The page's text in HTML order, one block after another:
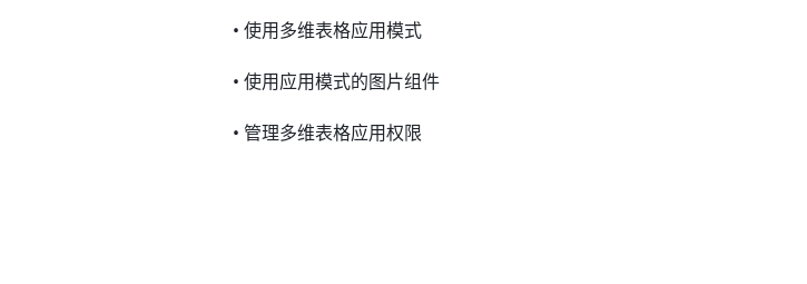
• 使用多维表格应用模式
• 使用应用模式的图片组件
• 管理多维表格应用权限